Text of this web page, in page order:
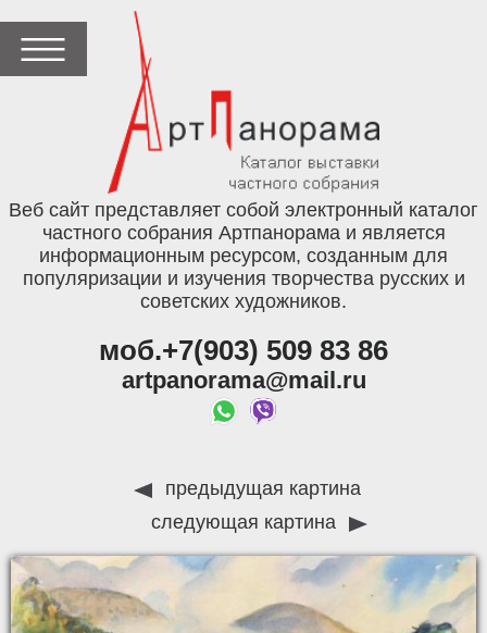
Веб сайт представляет собой электронный каталог
частного собрания Артпанорама и является
информационным ресурсом, созданным для
популяризации и изучения творчества русских и
советских художников.
моб.+7(903) 509 83 86
artpanorama@mail.ru
предыдущая картина
следующая картина